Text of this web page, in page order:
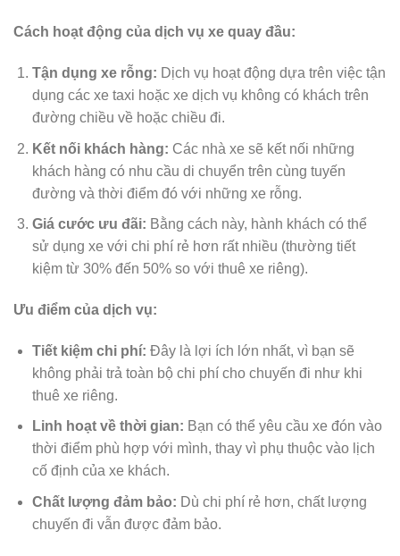
Cách hoạt động của dịch vụ xe quay đầu:
Tận dụng xe rỗng: Dịch vụ hoạt động dựa trên việc tận
dụng các xe taxi hoặc xe dịch vụ không có khách trên
đường chiều về hoặc chiều đi.
Kết nối khách hàng: Các nhà xe sẽ kết nối những
khách hàng có nhu cầu di chuyển trên cùng tuyến
đường và thời điểm đó với những xe rỗng.
Giá cước ưu đãi: Bằng cách này, hành khách có thể
sử dụng xe với chi phí rẻ hơn rất nhiều (thường tiết
kiệm từ 30% đến 50% so với thuê xe riêng).
Ưu điểm của dịch vụ:
Tiết kiệm chi phí: Đây là lợi ích lớn nhất, vì bạn sẽ
không phải trả toàn bộ chi phí cho chuyến đi như khi
thuê xe riêng.
Linh hoạt về thời gian: Bạn có thể yêu cầu xe đón vào
thời điểm phù hợp với mình, thay vì phụ thuộc vào lịch
cố định của xe khách.
Chất lượng đảm bảo: Dù chi phí rẻ hơn, chất lượng
chuyến đi vẫn được đảm bảo.